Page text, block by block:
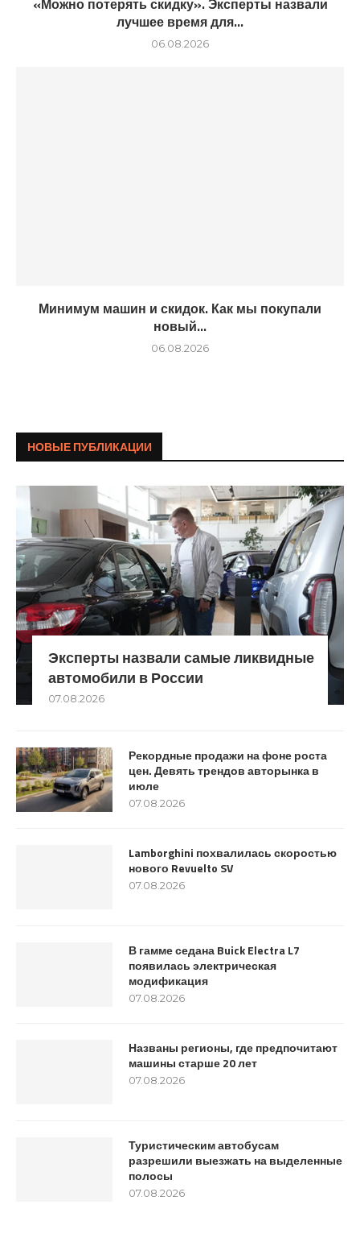
«Можно потерять скидку». Эксперты назвали
лучшее время для...
06.08.2026
Минимум машин и скидок. Как мы покупали
новый...
06.08.2026
НОВЫЕ ПУБЛИКАЦИИ
Эксперты назвали самые ликвидные
автомобили в России
07.08.2026
Рекордные продажи на фоне роста
цен. Девять трендов авторынка в
июле
07.08.2026
Lamborghini похвалилась скоростью
нового Revuelto SV
07.08.2026
В гамме седана Buick Electra L7
появилась электрическая
модификация
07.08.2026
Названы регионы, где предпочитают
машины старше 20 лет
07.08.2026
Туристическим автобусам
разрешили выезжать на выделенные
полосы
07.08.2026